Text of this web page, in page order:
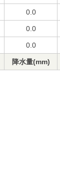
0.0
0.0
0.0
降水量(mm)